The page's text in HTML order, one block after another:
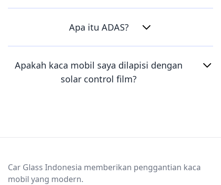
Apa itu ADAS?
Apakah kaca mobil saya dilapisi dengan
solar control film?
Car Glass Indonesia memberikan penggantian kaca
mobil yang modern.